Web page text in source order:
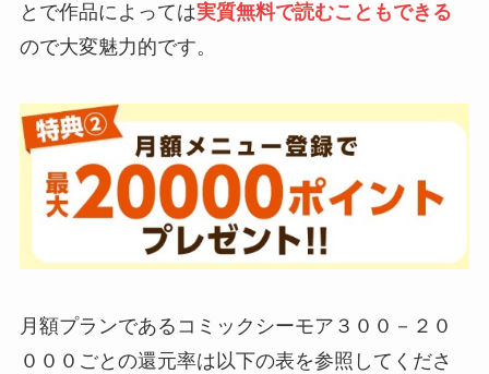
とで作品によっては実質無料で読むこともできる
ので大変魅力的です。
月額プランであるコミックシーモア３００－２０
０００ごとの還元率は以下の表を参照してくださ